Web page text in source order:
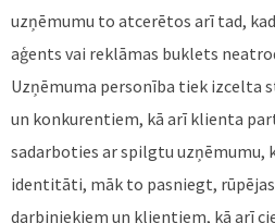
uzņēmumu to atcerētos arī tad,
aģents vai reklāmas buklets
Uzņēmuma personība tiek izcelta
un konkurentiem, kā arī klienta
sadarboties ar spilgtu uzņēmumu,
identitāti, māk to pasniegt, rūpējas
darbiniekiem un klientiem, kā arī